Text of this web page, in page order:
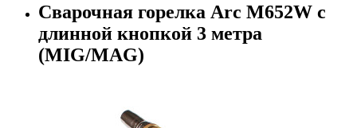
Сварочная горелка Arc M652W с
длинной кнопкой 3 метра
(MIG/MAG)